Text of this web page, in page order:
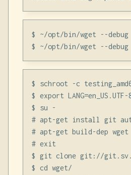
$ ~/opt/bin/wget --
$ schroot -c
$ export LANG=en_US.UTF-
$ su -
# apt-get install git
# apt-get build-dep wget
# exit
$ git clone git://
$ cd wget/